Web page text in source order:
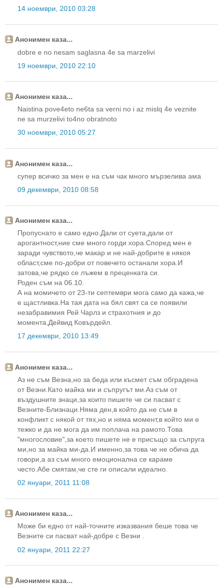
14 ноември, 2010 03:28
Анонимен каза...
dobre e no nesam saglasna 4e sa marzelivi
19 ноември, 2010 22:10
Анонимен каза...
Naistina pove4eto ne6ta sa verni no i az mislq 4e veznite
ne sa murzelivi to4no obratnoto
30 ноември, 2010 05:27
Анонимен каза...
супер всичко за мен е на съм чак много мързелива ама
09 декември, 2010 08:58
Анонимен каза...
Пропуснато е само едно.Дали от суета,дали от
арогантност,ние сме много горди хора.Според мен е
заради чувството,че макар и не най-добрите в някоя
област,сме по-добри от повечето останали хора.И
затова,че рядко се лъжем в преценката си.
Роден съм на 06.10.
А на момичето от 23-ти септември мога само да кажа,че
е щастливка.На тая дата на бял свят са се появили
незабравимия Рей Чарлз и страхотния и до
момента,Дейвид Ковърдейл.
17 декември, 2010 13:49
Анонимен каза...
Аз не съм Везна,но за беда или късмет съм обградена
от Везни.Като майка ми и съпругът ми.Аз съм от
въздушните знаци,за които пишете че си пасват с
Везните-Близнаци.Няма ден,в който да не съм в
конфликт с някой от тях,но и няма момент,в който ми е
тежко и да не мога да им поплача на рамото.Това
"многословие",за което пишете не е присъщо за съпруга
ми,но за майка ми-да.И именно,за това че не обича да
говори,а аз съм много емоционална се караме
често.Абе смятам,че сте ги описали идеално.
02 януари, 2011 11:08
Анонимен каза...
Може би едно от най-точните изказвания беше това че
Везните си пасват най-добре с Везни .
02 януари, 2011 22:27
Анонимен каза...